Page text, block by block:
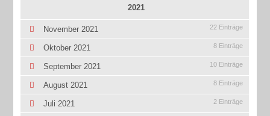
2021
November 2021 22 Einträge
Oktober 2021 8 Einträge
September 2021 10 Einträge
August 2021 8 Einträge
Juli 2021 2 Einträge